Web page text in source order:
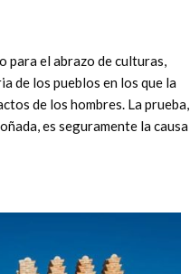
para el abrazo de culturas,
de los pueblos en los que la
de los hombres. La prueba,
es seguramente la causa